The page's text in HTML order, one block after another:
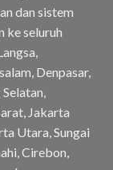
dan sistem
ke seluruh
Denpasar,
Jakarta
Utara, Sungai
Cirebon,